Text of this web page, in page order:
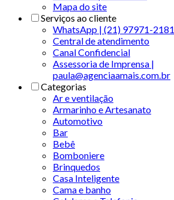
Mapa do site
Serviços ao cliente
WhatsApp | (21) 97971-2181
Central de atendimento
Canal Confidencial
Assessoria de Imprensa |
paula@agenciaamais.com.br
Categorias
Ar e ventilação
Armarinho e Artesanato
Automotivo
Bar
Bebê
Bomboniere
Brinquedos
Casa Inteligente
Cama e banho